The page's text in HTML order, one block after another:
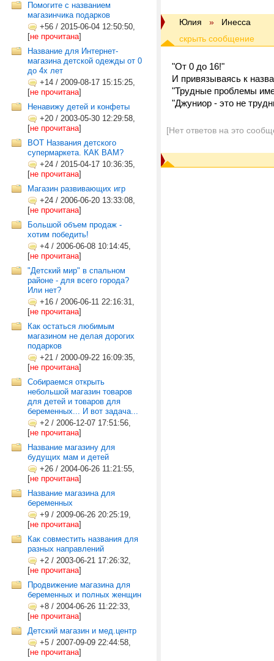
Помогите с названием
магазинчика подарков
+56 / 2015-06-04 12:50:50,
[не прочитана]
Название для Интернет-
магазина детской одежды от 0
до 4х лет
+14 / 2009-08-17 15:15:25,
[не прочитана]
Ненавижу детей и конфеты
+20 / 2003-05-30 12:29:58,
[не прочитана]
ВОТ Названия детского
супермаркета. КАК ВАМ?
+24 / 2015-04-17 10:36:35,
[не прочитана]
Магазин развивающих игр
+24 / 2006-06-20 13:33:08,
[не прочитана]
Большой объем продаж -
хотим победить!
+4 / 2006-06-08 10:14:45,
[не прочитана]
"Детский мир" в спальном
районе - для всего города?
Или нет?
+16 / 2006-06-11 22:16:31,
[не прочитана]
Как остаться любимым
магазином не делая дорогих
подарков
+21 / 2000-09-22 16:09:35,
[не прочитана]
Собираемся открыть
небольшой магазин товаров
для детей и товаров для
беременных... И вот задача...
+2 / 2006-12-07 17:51:56,
[не прочитана]
Название магазину для
будущих мам и детей
+26 / 2004-06-26 11:21:55,
[не прочитана]
Название магазина для
беременных
+9 / 2009-06-26 20:25:19,
[не прочитана]
Как совместить названия для
разных направлений
+2 / 2003-06-21 17:26:32,
[не прочитана]
Продвижение магазина для
беременных и полных женщин
+8 / 2004-06-26 11:22:33,
[не прочитана]
Детский магазин и мед.центр
+5 / 2007-09-09 22:44:58,
[не прочитана]
Юлия » Инесса
"От 0 до 16!"
И привязываясь к
"Трудные проблемы
"Джуниор - это не
[Нет ответов на это